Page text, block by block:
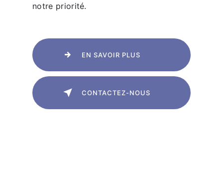
notre priorité.
EN SAVOIR PLUS
CONTACTEZ-NOUS